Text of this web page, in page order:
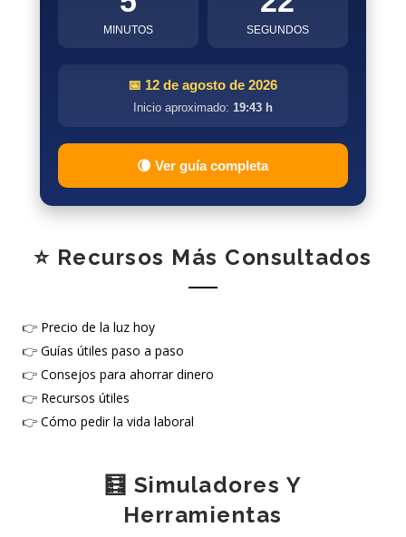
MINUTOS SEGUNDOS
📅 12 de agosto de 2026
Inicio aproximado: 19:43 h
🌘 Ver guía completa
⭐ Recursos Más Consultados
👉 Precio de la luz hoy
👉 Guías útiles paso a paso
👉 Consejos para ahorrar dinero
👉 Recursos útiles
👉 Cómo pedir la vida laboral
🧮 Simuladores Y
Herramientas